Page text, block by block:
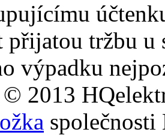
přijatou tržbu u
výpadku
2013 HQ